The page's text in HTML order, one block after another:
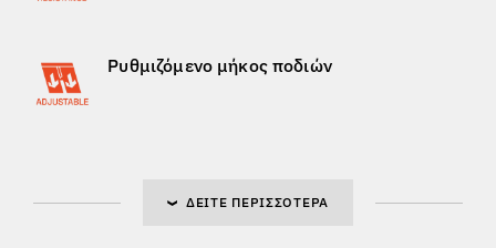
Ρυθμιζόμενο μήκος ποδιών
ΔΕΊΤΕ ΠΕΡΙΣΣΌΤΕΡΑ